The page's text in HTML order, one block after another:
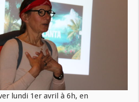
lundi 1er avril à 6h, en